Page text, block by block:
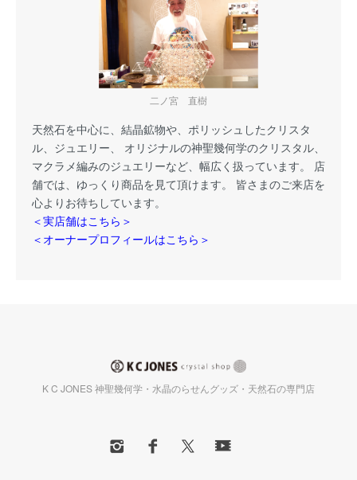
二ノ宮 直樹
天然石を中心に、結晶鉱物や、ポリッシュしたクリスタ
ル、ジュエリー、 オリジナルの神聖幾何学のクリスタル、
マクラメ編みのジュエリーなど、幅広く扱っています。 店
舗では、ゆっくり商品を見て頂けます。 皆さまのご来店を
心よりお待ちしています。
＜実店舗はこちら＞
＜オーナープロフィールはこちら＞
K C JONES 神聖幾何学・水晶のらせんグッズ・天然石の専門店